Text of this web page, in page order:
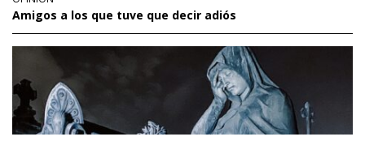
Amigos a los que tuve que decir adiós